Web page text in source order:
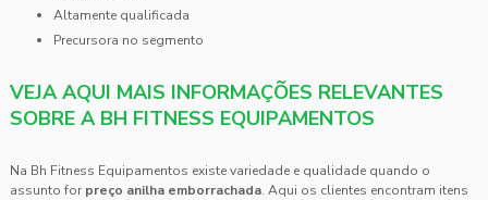
altamente qualificada
precursora no segmento
VEJA AQUI MAIS INFORMAÇÕES RELEVANTES
SOBRE A BH FITNESS EQUIPAMENTOS
Na Bh Fitness Equipamentos existe variedade e qualidade quando o
assunto for preço anilha emborrachada. Aqui os clientes encontram itens